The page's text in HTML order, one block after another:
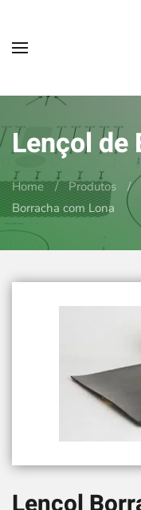
Skip to main
Lençol de
Home Produtos
Borracha com Lona